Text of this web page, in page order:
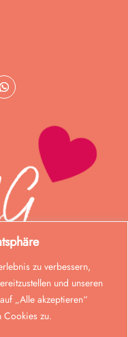
zu verbessern,
und unseren
„Alle akzeptieren“
Cookies zu.